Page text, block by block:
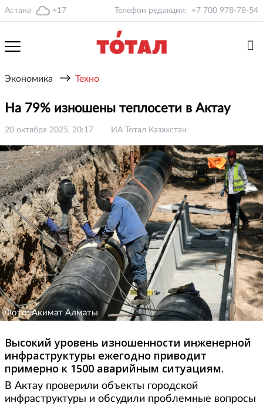
Астана +17 Телефон редакции: +7 700 978-78-54
Экономика → Техно
На 79% изношены теплосети в Актау
20 октября 2025, 20:17 ИА Тотал Казахстан
Фото: Акимат Алматы
Высокий уровень изношенности инженерной
инфраструктуры ежегодно приводит
примерно к 1500 аварийным ситуациям.
В Актау проверили объекты городской
инфраструктуры и обсудили проблемные вопросы